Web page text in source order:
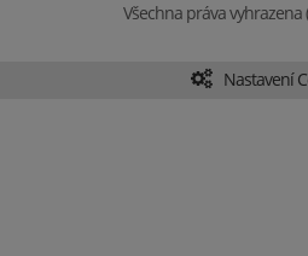
Všechna práva vyhrazena
Nastavení